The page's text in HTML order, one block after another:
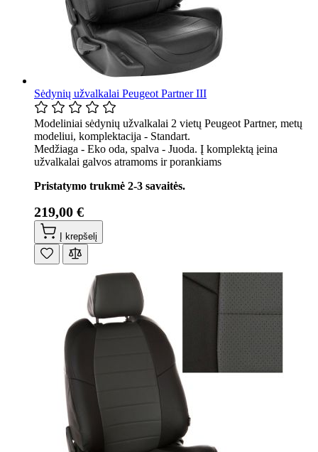
Sėdynių užvalkalai Peugeot Partner III
Modeliniai sėdynių užvalkalai 2 vietų Peugeot Partner, metų
modeliui, komplektacija - Standart.
Medžiaga - Eko oda, spalva - Juoda. Į komplektą įeina
užvalkalai galvos atramoms ir porankiams
Pristatymo trukmė 2-3 savaitės.
219,00 €
Į krepšelį